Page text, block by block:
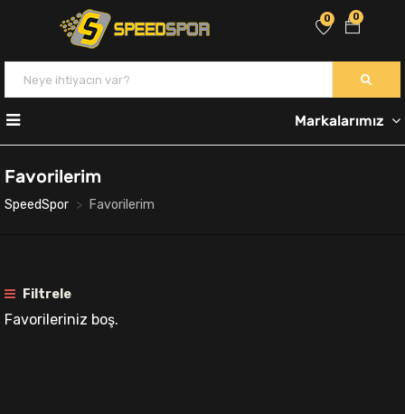
0
0
Markalarımız
Favorilerim
SpeedSpor Favorilerim
Filtrele
Favorileriniz boş.